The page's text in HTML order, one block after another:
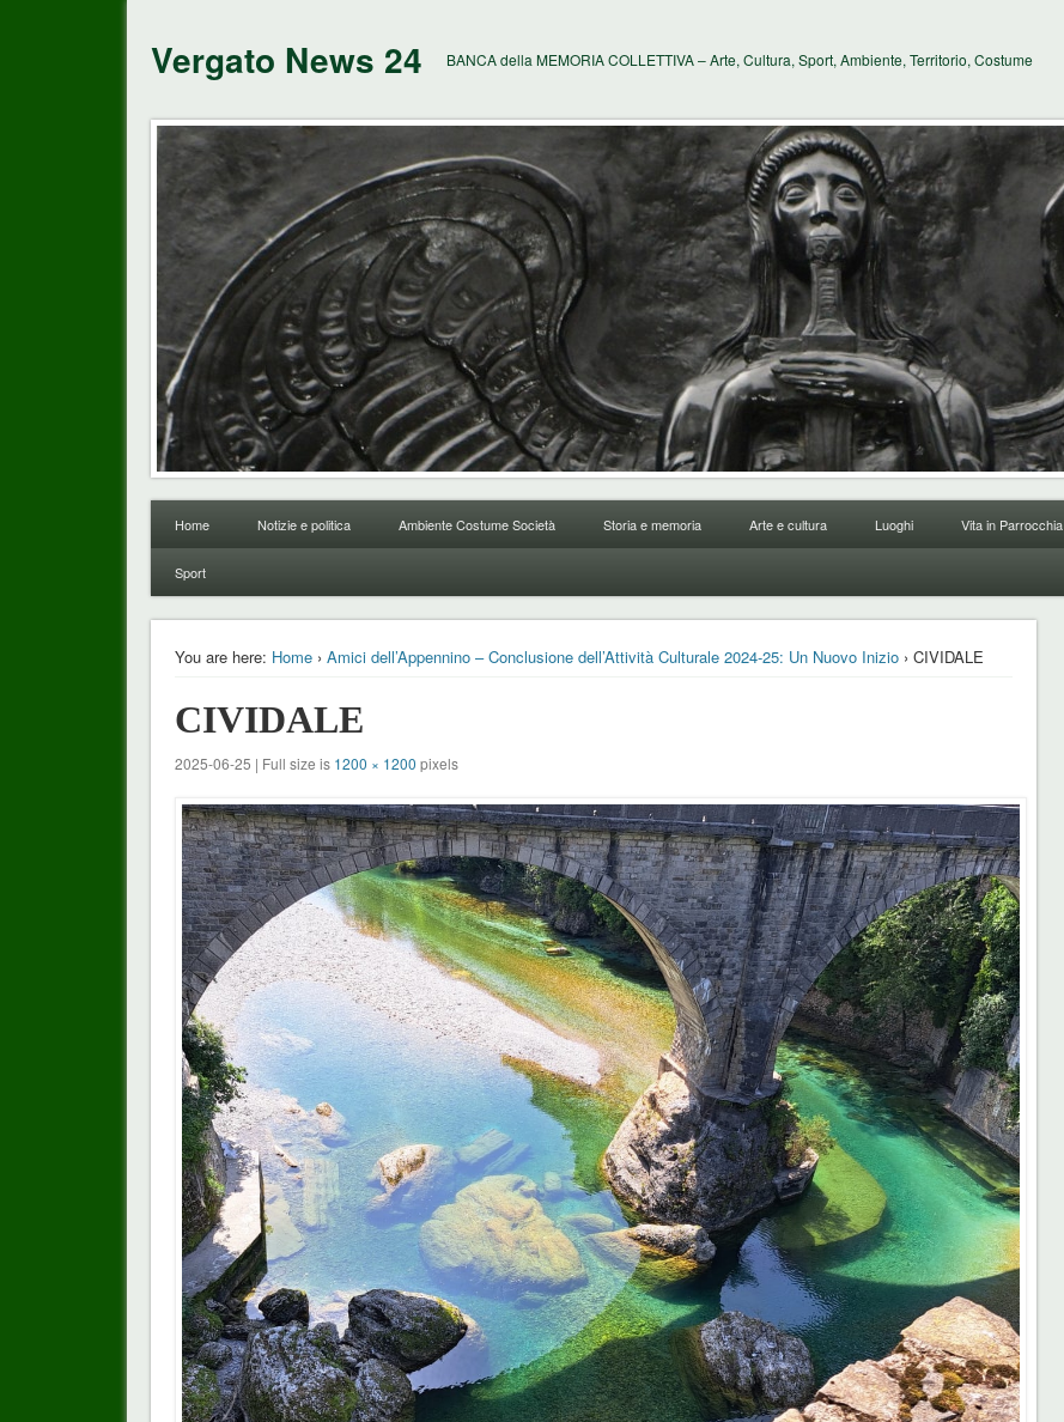
Vergato News 24 BANCA della MEMORIA COLLETTIVA – Arte, Cultura, Sport, Ambiente, Territorio, Costume
Home Notizie e politica Ambiente Costume Società Storia e memoria Arte e cultura Luoghi Vita in Parrocchia
Sport
You are here: Home› Amici dell’Appennino – Conclusione dell’Attività Culturale 2024-25: Un Nuovo Inizio› CIVIDALE
CIVIDALE
2025-06-25 | Full size is 1200 × 1200 pixels